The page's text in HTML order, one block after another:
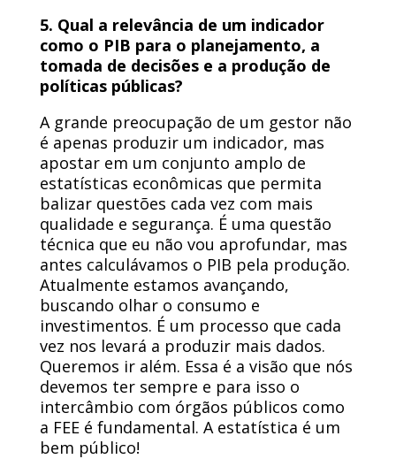
5. Qual a relevância de um indicador
como o PIB para o planejamento, a
tomada de decisões e a produção de
políticas públicas?
A grande preocupação de um gestor não
é apenas produzir um indicador, mas
apostar em um conjunto amplo de
estatísticas econômicas que permita
balizar questões cada vez com mais
qualidade e segurança. É uma questão
técnica que eu não vou aprofundar, mas
antes calculávamos o PIB pela produção.
Atualmente estamos avançando,
buscando olhar o consumo e
investimentos. É um processo que cada
vez nos levará a produzir mais dados.
Queremos ir além. Essa é a visão que nós
devemos ter sempre e para isso o
intercâmbio com órgãos públicos como
a FEE é fundamental. A estatística é um
bem público!